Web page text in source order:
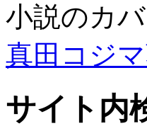
小説のカ
真田コジ
サイト内